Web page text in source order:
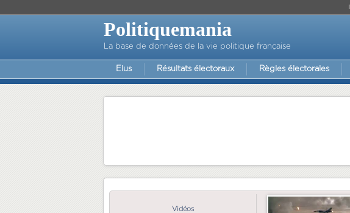
Politiquemania
La base de données de la vie politique française
Elus Résultats électoraux Règles électorales
Vidéos